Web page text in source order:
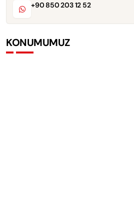
+90 850 203 12 52
KONUMUMUZ